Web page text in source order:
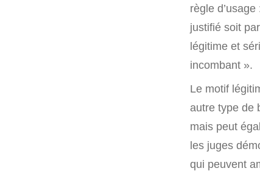
règle
justifié soit
légitime et
incombant ».
Le motif
autre type de
mais peut
les juges
qui peuvent